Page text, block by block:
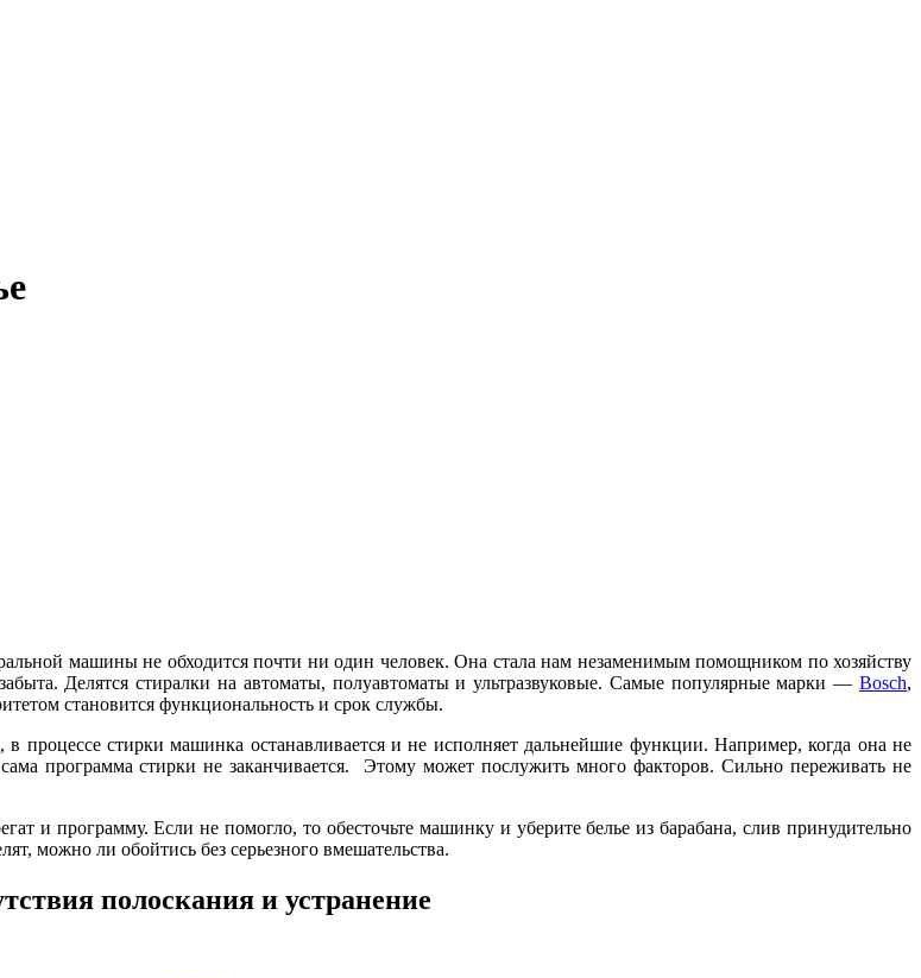
машины не обходится почти ни один человек. Она стала нам незаменимым помощником по хозяйству
Делятся стиралки на автоматы, полуавтоматы и ультразвуковые. Самые популярные марки — Bosch,
становится функциональность и срок службы.
процессе стирки машинка останавливается и не исполняет дальнейшие функции. Например, когда она не
программа стирки не заканчивается. Этому может послужить много факторов. Сильно переживать не
и программу. Если не помогло, то обесточьте машинку и уберите белье из барабана, слив принудительно
можно ли обойтись без серьезного вмешательства.
полоскания и устранение